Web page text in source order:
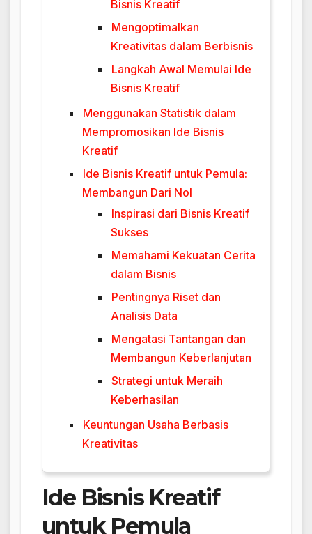
Bisnis Kreatif
Mengoptimalkan
Kreativitas dalam Berbisnis
Langkah Awal Memulai Ide
Bisnis Kreatif
Menggunakan Statistik dalam
Mempromosikan Ide Bisnis
Kreatif
Ide Bisnis Kreatif untuk Pemula:
Membangun Dari Nol
Inspirasi dari Bisnis Kreatif
Sukses
Memahami Kekuatan Cerita
dalam Bisnis
Pentingnya Riset dan
Analisis Data
Mengatasi Tantangan dan
Membangun Keberlanjutan
Strategi untuk Meraih
Keberhasilan
Keuntungan Usaha Berbasis
Kreativitas
Ide Bisnis Kreatif
untuk Pemula